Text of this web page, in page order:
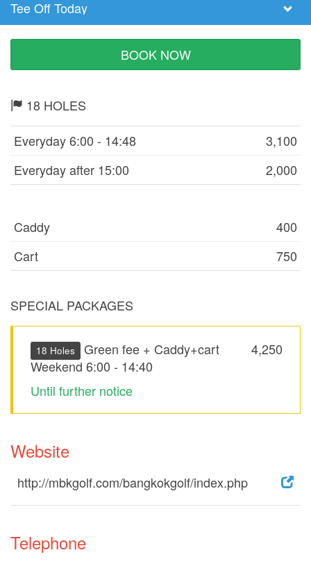
Select
Tee
Time
Tee Off Today
BOOK NOW
18 HOLES
Everyday 6:00 - 14:48
3,100
Everyday after 15:00
2,000
Caddy
400
Cart
750
SPECIAL PACKAGES
4,250
18 Holes
Green fee + Caddy+cart
Weekend 6:00 - 14:40
Until further notice
Website
http://mbkgolf.com/bangkokgolf/index.php
Telephone